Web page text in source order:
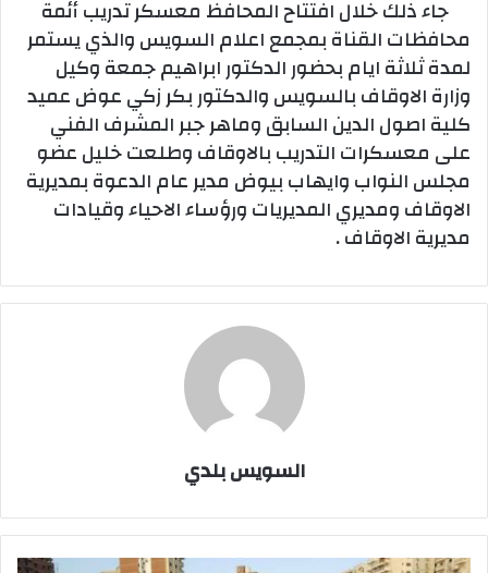
جاء ذلك خلال افتتاح المحافظ معسكر تدريب أئمة
محافظات القناة بمجمع اعلام السويس والذي يستمر
لمدة ثلاثة ايام بحضور الدكتور ابراهيم جمعة وكيل
وزارة الاوقاف بالسويس والدكتور بكر زكي عوض عميد
كلية اصول الدين السابق وماهر جبر المشرف الفني
على معسكرات التدريب بالاوقاف وطلعت خليل عضو
مجلس النواب وايهاب بيوض مدير عام الدعوة بمديرية
الاوقاف ومديري المديريات ورؤساء الاحياء وقيادات
مديرية الاوقاف .
السويس بلدي
الاسبوع